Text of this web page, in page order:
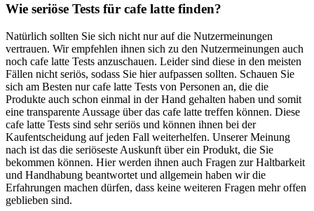
Wie seriöse Tests für cafe latte finden?
Natürlich sollten Sie sich nicht nur auf die Nutzermeinungen
vertrauen. Wir empfehlen ihnen sich zu den Nutzermeinungen auch
noch cafe latte Tests anzuschauen. Leider sind diese in den meisten
Fällen nicht seriös, sodass Sie hier aufpassen sollten. Schauen Sie
sich am Besten nur cafe latte Tests von Personen an, die die
Produkte auch schon einmal in der Hand gehalten haben und somit
eine transparente Aussage über das cafe latte treffen können. Diese
cafe latte Tests sind sehr seriös und können ihnen bei der
Kaufentscheidung auf jeden Fall weiterhelfen. Unserer Meinung
nach ist das die seriöseste Auskunft über ein Produkt, die Sie
bekommen können. Hier werden ihnen auch Fragen zur Haltbarkeit
und Handhabung beantwortet und allgemein haben wir die
Erfahrungen machen dürfen, dass keine weiteren Fragen mehr offen
geblieben sind.